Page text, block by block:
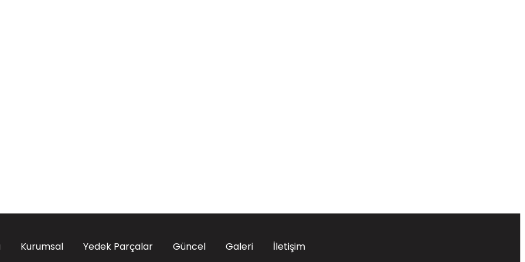
Kurumsal Yedek Parçalar Güncel Galeri İletişim